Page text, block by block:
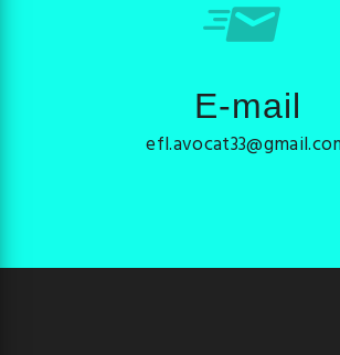
E-mail